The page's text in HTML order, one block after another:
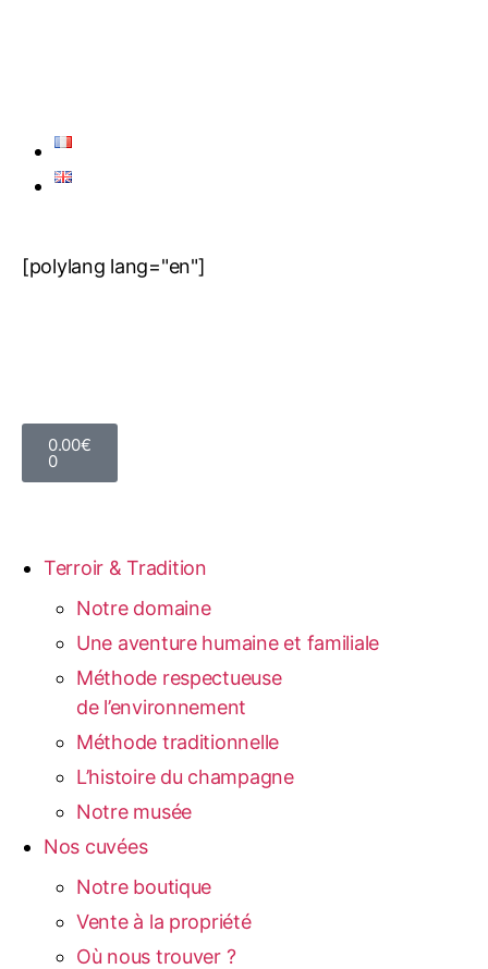
[polylang lang="en"]
0.00€
0
Terroir & Tradition
Notre domaine
Une aventure humaine et familiale
Méthode respectueuse
de l’environnement
Méthode traditionnelle
L’histoire du champagne
Notre musée
Nos cuvées
Notre boutique
Vente à la propriété
Où nous trouver ?